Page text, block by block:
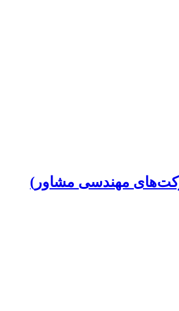
مهندسی مشاور)